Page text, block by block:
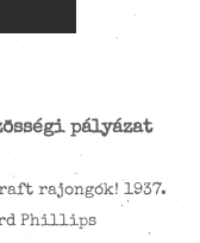
pályázat
rajongók! 1937.
Phillips